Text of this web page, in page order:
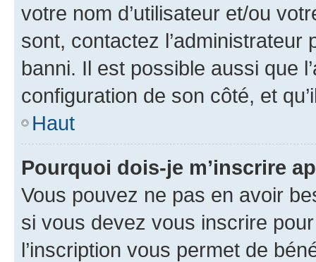
votre nom d’utilisateur et/ou
sont, contactez l’administrateur
banni. Il est possible aussi que
configuration de son côté, et
Haut
Pourquoi dois-je m’inscrire
Vous pouvez ne pas en avoir
si vous devez vous inscrire
l’inscription vous permet de